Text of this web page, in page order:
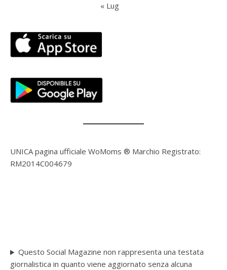
« Lug
UNICA pagina ufficiale WoMoms ® Marchio Registrato:
RM2014C004679
Questo Social Magazine non rappresenta una testata
giornalistica in quanto viene aggiornato senza alcuna